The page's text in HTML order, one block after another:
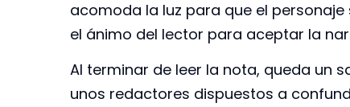
acomoda la luz para que el
el ánimo del lector para aceptar la
Al terminar de leer la nota, queda un
unos redactores dispuestos a